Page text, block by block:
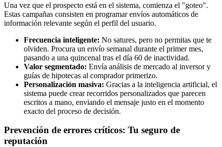
Una vez que el prospecto está en el sistema, comienza el "goteo".
Estas campañas consisten en programar envíos automáticos de
información relevante según el perfil del usuario.
Frecuencia inteligente: No satures, pero no permitas que te
olviden. Procura un envío semanal durante el primer mes,
pasando a una quincenal tras el día 60 de inactividad.
Valor segmentado: Envía análisis de mercado al inversor y
guías de hipotecas al comprador primerizo.
Personalización masiva: Gracias a la inteligencia artificial, el
sistema puede crear recorridos personalizados que parecen
escritos a mano, enviando el mensaje justo en el momento
exacto del proceso de decisión.
Prevención de errores críticos: Tu seguro de
reputación